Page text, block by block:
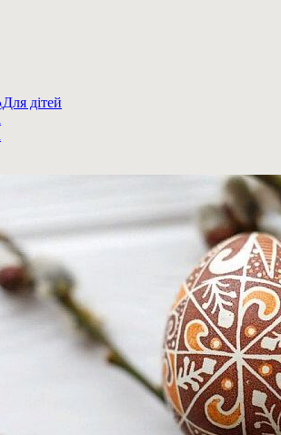
Для дітей